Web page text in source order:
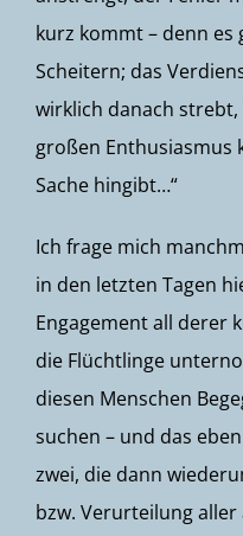
kurz kommt – denn
Scheitern; das
wirklich danach
großen Enthusiasmus
Sache hingibt…“
Ich frage mich
in den letzten Tagen
Engagement all derer
die Flüchtlinge
diesen Menschen
suchen – und das
zwei, die dann
bzw. Verurteilung